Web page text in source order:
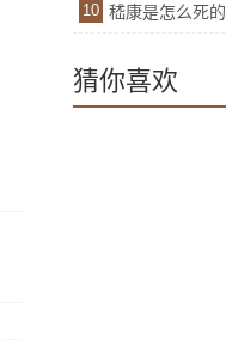
10 嵇康是怎么死的
猜你喜欢